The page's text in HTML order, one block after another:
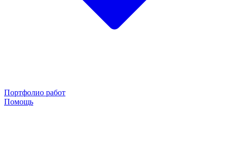
Портфолио работ
Помощь